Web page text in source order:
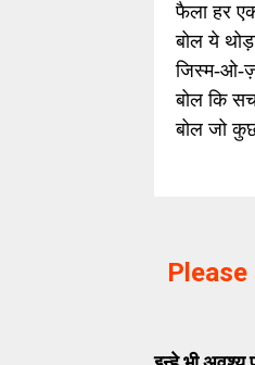
फैला हर
बोल ये
जिस्म-ओ-
बोल कि
बोल जो